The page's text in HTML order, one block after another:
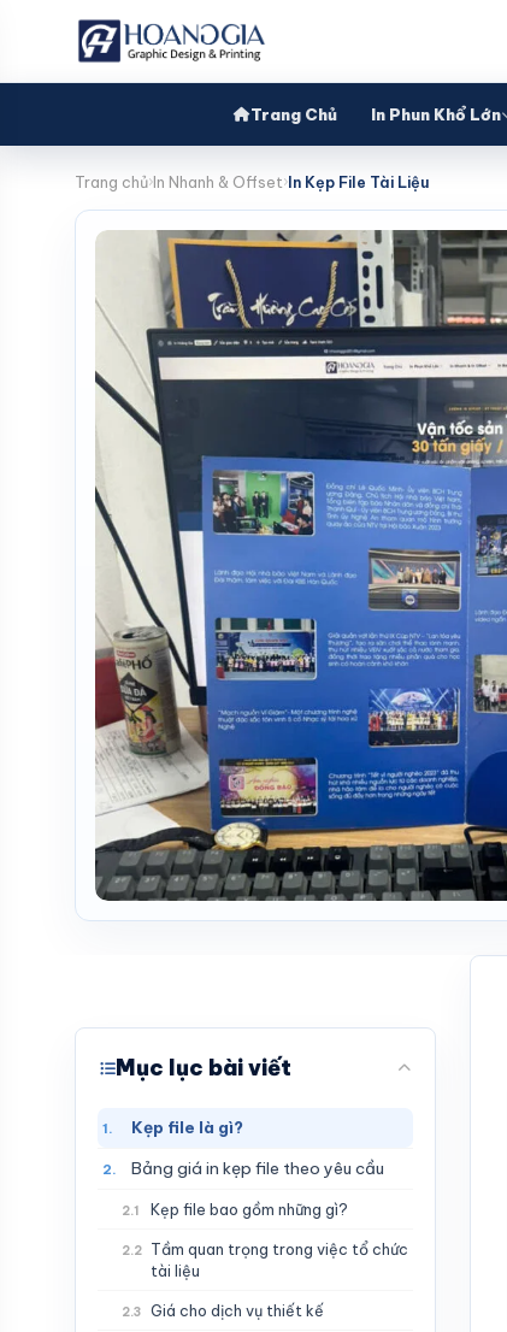
Trang Chủ In Phun Khổ Lớn
Trang chủ In Nhanh & Offset In Kẹp File Tài Liệu
Mục lục bài viết
1. Kẹp file là gì?
2. Bảng giá in kẹp file theo yêu cầu
2.1 Kẹp file bao gồm những gì?
2.2
Tầm quan trọng trong việc tổ chức
tài liệu
2.3 Giá cho dịch vụ thiết kế